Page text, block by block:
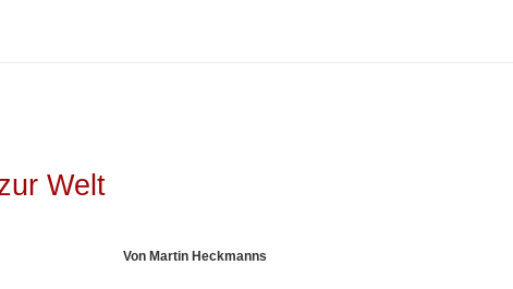
Welt
Von Martin Heckmanns